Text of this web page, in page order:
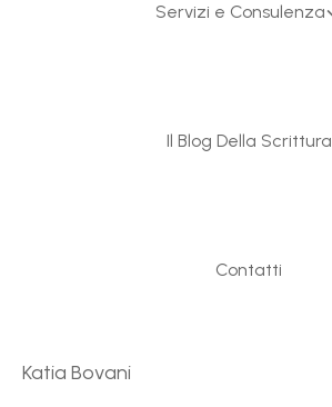
Servizi e Consulenza
Il Blog Della Scrittura
Contatti
Katia Bovani